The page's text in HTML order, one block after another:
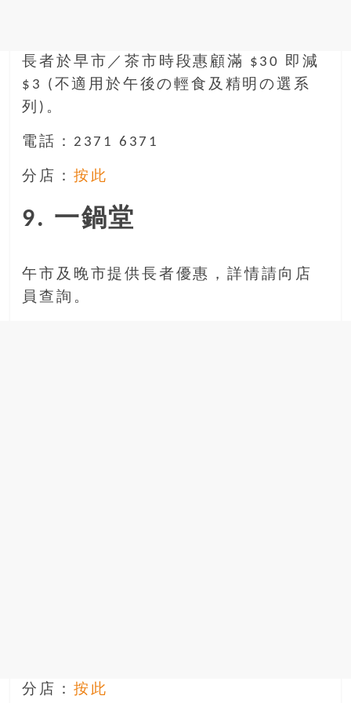
長者於早市／茶市時段惠顧滿 $30 即減
$3 (不適用於午後の輕食及精明の選系
列)。
電話：2371 6371
分店： 按此
9. 一鍋堂
午市及晚市提供長者優惠，詳情請向店
員查詢。
分店： 按此